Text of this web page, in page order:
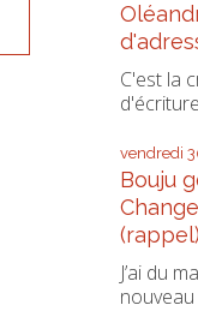
C'est la
vendredi
Bouju
(rappel)
J’ai du
nouveau